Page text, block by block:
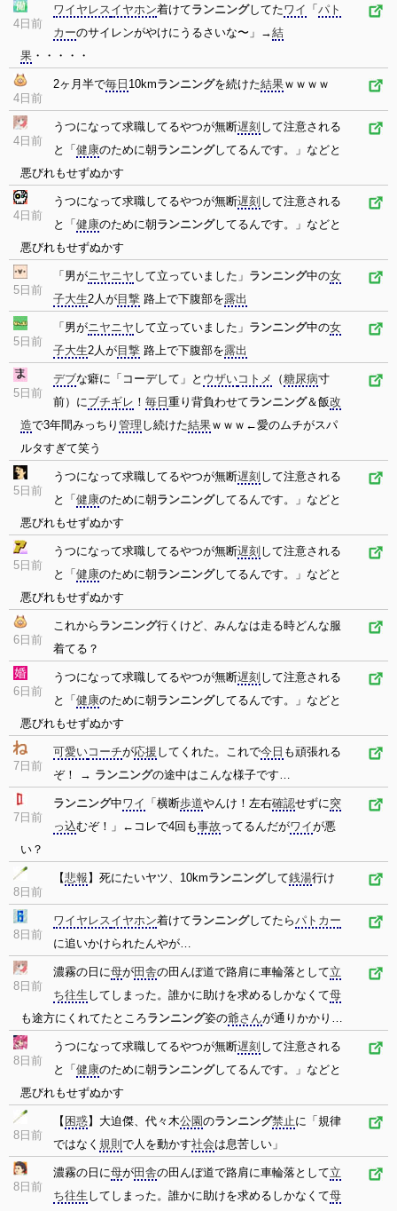
4日前
ワイヤレスイヤホン着けてランニングしてたワイ 「 パト
カーのサイレンがやけにうるさいな〜」→結
果 ・・・・・
4日前
2ヶ月半で毎日 10kmランニングを続けた結果ｗｗｗｗ
4日前
うつになって求職してるやつが無断遅刻 して注意される
と「 健康のために朝ランニングしてるんです。」などと
悪びれもせずぬかす
4日前
うつになって求職してるやつが無断遅刻 して注意される
と「 健康のために朝ランニングしてるんです。」などと
悪びれもせずぬかす
5日前
「男がニヤニヤ して立っていました」 ランニング中の女
子大生2人が目撃 路上で下腹部を露出
5日前
「男がニヤニヤ して立っていました」 ランニング中の女
子大生2人が目撃 路上で下腹部を露出
5日前
デブな癖に「コーデして」と ウザいコトメ （糖尿病寸
前）にブチギレ ！ 毎日 重り背負わせてランニング＆飯改
造で3年間みっちり 管理 し続けた結果ｗｗｗ←愛のムチがスパ
ルタすぎて笑う
5日前
うつになって求職してるやつが無断遅刻 して注意される
と「 健康のために朝ランニングしてるんです。」などと
悪びれもせずぬかす
5日前
うつになって求職してるやつが無断遅刻 して注意される
と「 健康のために朝ランニングしてるんです。」などと
悪びれもせずぬかす
6日前
これから ランニング行くけど、みんなは走る時どんな服
着てる？
6日前
うつになって求職してるやつが無断遅刻 して注意される
と「 健康のために朝ランニングしてるんです。」などと
悪びれもせずぬかす
7日前
可愛いコーチが応援 してくれた。これで今日 も頑張れる
ぞ！ → ランニングの途中はこんな様子です…
7日前
ランニング中ワイ 「横断歩道やんけ！左右確認せずに突
っ込むぞ！」←コレで4回も事故 ってるんだがワイが悪
い？
8日前
【悲報 】死にたいヤツ、10kmランニングして銭湯行け
8日前
ワイヤレスイヤホン着けてランニングしてたらパトカー
に追いかけられたんやが…
8日前
濃霧の日に母が田舎の田んぼ道で路肩に車輪落として立
ち往生 してしまった。誰かに助けを求めるしかなくて母
も途方にくれてたところランニング姿の爺さんが通りかかり…
8日前
うつになって求職してるやつが無断遅刻 して注意される
と「 健康のために朝ランニングしてるんです。」などと
悪びれもせずぬかす
8日前
【 困惑】大迫傑、代々木公園のランニング禁止に「規律
ではなく 規則 で人を動かす社会は息苦しい」
8日前
濃霧の日に母が田舎の田んぼ道で路肩に車輪落として立
ち往生 してしまった。誰かに助けを求めるしかなくて母